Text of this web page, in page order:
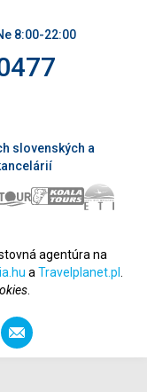
8:00-22:00
slovenských a
agentúra na
a Travelplanet.pl
.
Odporučiť